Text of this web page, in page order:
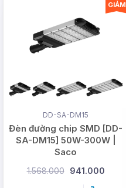
DD-SA-DM15
Đèn đường chip SMD [DD-
SA-DM15] 50W-300W |
Saco
1.568.000 941.000
GIẢM